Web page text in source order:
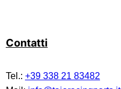
Contatti
Tel.: +39 338 21 83482